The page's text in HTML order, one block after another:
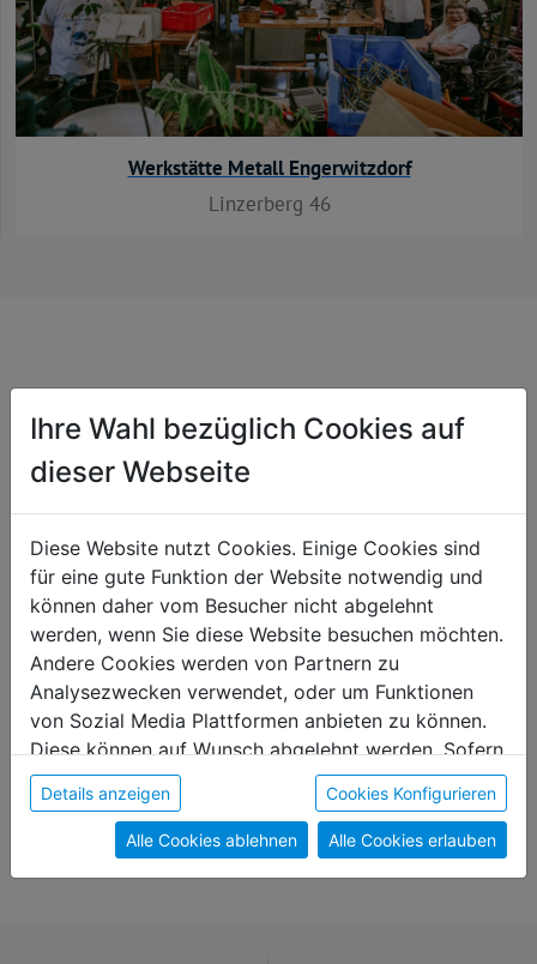
Werkstätte Metall Engerwitzdorf
Linzerberg 46
Tablett "Freche Franziska trifft
ihren Franz"
Erlkönigin Aroniasalz
€ 2,90
Ihre Wahl bezüglich Cookies auf
dieser Webseite
Diese Website nutzt Cookies. Einige Cookies sind
für eine gute Funktion der Website notwendig und
können daher vom Besucher nicht abgelehnt
werden, wenn Sie diese Website besuchen möchten.
Andere Cookies werden von Partnern zu
Analysezwecken verwendet, oder um Funktionen
von Sozial Media Plattformen anbieten zu können.
Diese können auf Wunsch abgelehnt werden. Sofern
sie unsere Webseite weiter nutzen, geben Sie
Einwilligung zu unseren Cookies.
Details anzeigen Cookies Konfigurieren
Alle Cookies ablehnen Alle Cookies erlauben